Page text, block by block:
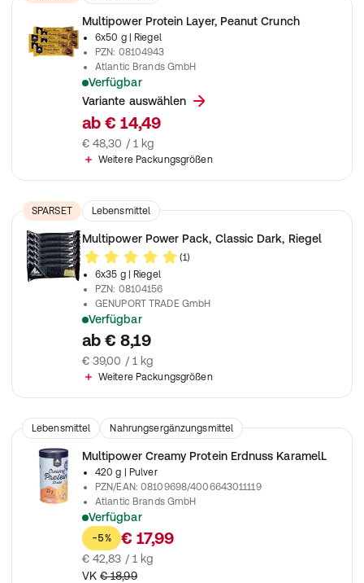
Multipower Protein Layer, Peanut Crunch
6x50 g
| Riegel
PZN: 08104943
Atlantic Brands GmbH
Verfügbar
Ein kraftvoller Protein-Snack mit 3 leckeren Schichten
Variante auswählen
ab € 14,49
€ 48,30 / 1 kg
Weitere Packungsgrößen
SPARSET
Lebensmittel
Nahrungsergänzungsmittel
Multipower Power Pack, Classic Dark, Riegel
(1)
6x35 g
| Riegel
PZN: 08104156
GENUPORT TRADE GmbH
Verfügbar
Mit Schokoladengeschmack
ab € 8,19
€ 39,00 / 1 kg
Weitere Packungsgrößen
Lebensmittel Nahrungsergänzungsmittel
Multipower Creamy Protein Erdnuss KaramelL
420 g
| Pulver
PZN/EAN:08109698/4006643011119
Atlantic Brands GmbH
Verfügbar
Zur Unterstützung beim Muskelaufbau
-5% € 17,99
€ 42,83 / 1 kg
VK € 18,99